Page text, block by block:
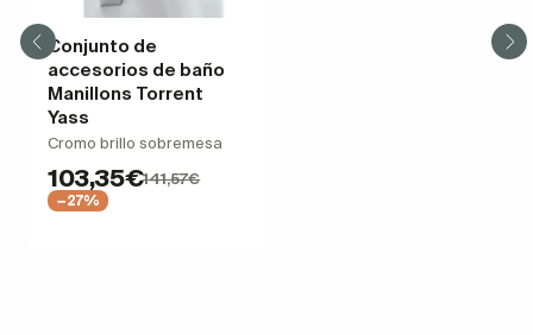
Conjunto de
accesorios de baño
Manillons Torrent
Yass
Cromo brillo sobremesa
103,35€141,57€
−27%